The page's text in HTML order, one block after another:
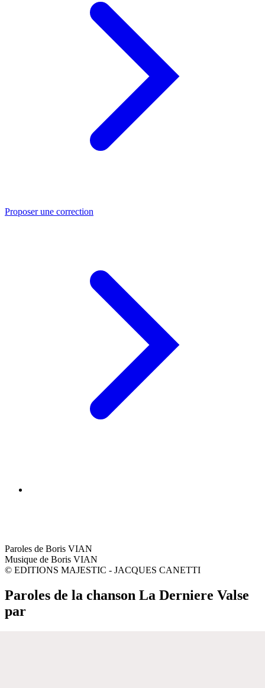
Proposer une correction
Paroles de Boris VIAN
Musique de Boris VIAN
© EDITIONS MAJESTIC - JACQUES CANETTI
Paroles de la chanson La Derniere Valse
par